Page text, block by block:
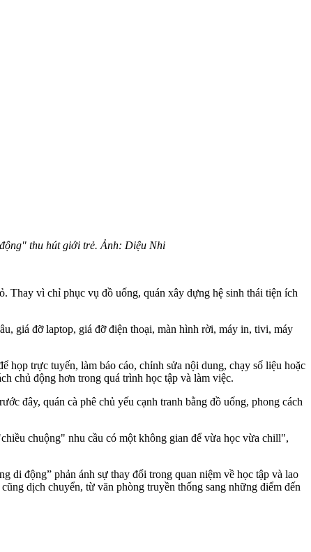
thu hút giới trẻ. Ảnh: Diệu Nhi
Thay vì chỉ phục vụ đồ uống, quán xây dựng hệ sinh thái tiện ích
giá đỡ laptop, giá đỡ điện thoại, màn hình rời, máy in, tivi, máy
trực tuyến, làm báo cáo, chỉnh sửa nội dung, chạy số liệu hoặc
chủ động hơn trong quá trình học tập và làm việc.
đây, quán cà phê chủ yếu cạnh tranh bằng đồ uống, phong cách
chuộng" nhu cầu có một không gian để vừa học vừa chill",
di động” phản ánh sự thay đổi trong quan niệm về học tập và lao
dịch chuyển, từ văn phòng truyền thống sang những điểm đến